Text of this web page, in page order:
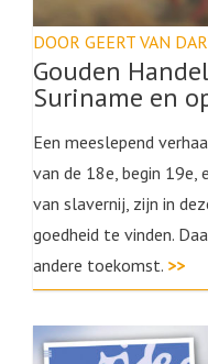
DOOR GEERT VAN
Gouden
Suriname en
Een meeslepend
van de 18e, begin 19e,
van slavernij, zijn in
goedheid te vinden.
andere toekomst. >>